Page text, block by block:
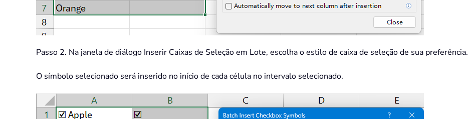
Passo 2. Na janela de diálogo Inserir Caixas de Seleção em Lote, escolha o estilo de caixa de seleção de sua preferência.
O símbolo selecionado será inserido no início de cada célula no intervalo selecionado.